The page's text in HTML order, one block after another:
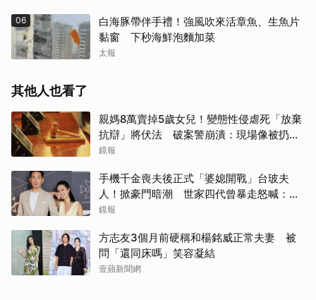
06
白海豚帶伴手禮！強風吹來活章魚、生魚片
黏窗 下秒海鮮泡麵加菜
太報
其他人也看了
親媽8萬賣掉5歲女兒！變態性侵虐死「放棄
抗辯」將伏法 破案警崩潰：現場像被扔掉
的洋娃娃
鏡報
手機千金喪夫後正式「婆媳開戰」台玻夫
人！掀豪門暗潮 世家四代曾暴走怒喊：我
只是一個年輕人
鏡報
方志友3個月前硬稱和楊銘威正常夫妻 被
問「還同床嗎」笑容凝結
壹蘋新聞網